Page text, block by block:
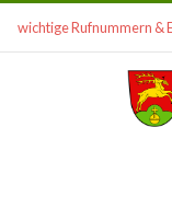
wichtige Rufnummern &